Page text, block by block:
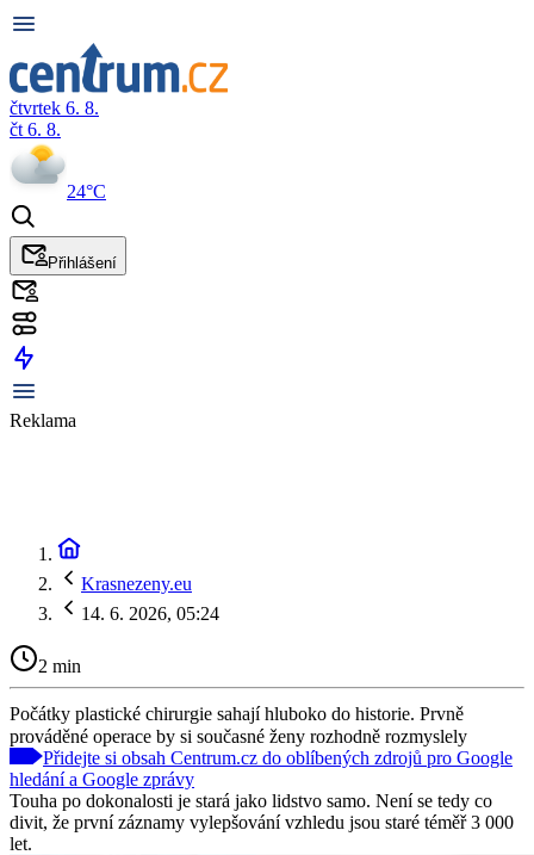
čtvrtek 6. 8.
čt 6. 8.
24°C
Přihlášení
Reklama
Krasnezeny.eu
14. 6. 2026, 05:24
2 min
Počátky plastické chirurgie sahají hluboko do historie. Prvně
prováděné operace by si současné ženy rozhodně rozmyslely
Přidejte si obsah Centrum.cz do oblíbených zdrojů pro Google
hledání a Google zprávy
Touha po dokonalosti je stará jako lidstvo samo. Není se tedy co
divit, že první záznamy vylepšování vzhledu jsou staré téměř 3 000
let.